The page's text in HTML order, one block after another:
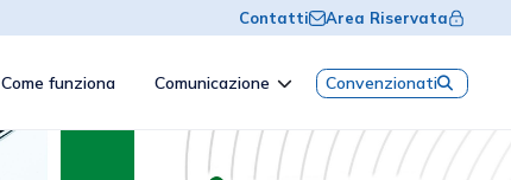
Contatti Area Riservata
Come funziona Comunicazione Convenzionati